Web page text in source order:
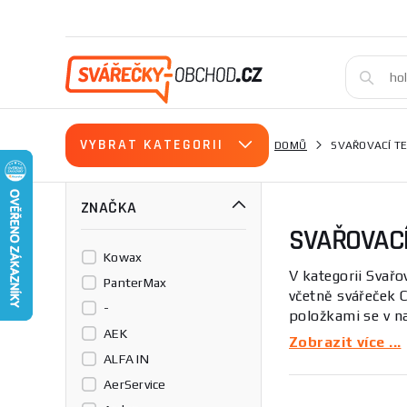
VYBRAT KATEGORII DOMŮ SVAŘOVACÍ
ZNAČKA
Kowax
PanterMax
-
AEK
ALFA IN
AerService
V kategorii
včetně svářeček
položkami se v
a údržbu —
Tato kategorie
Zobrazit více ...